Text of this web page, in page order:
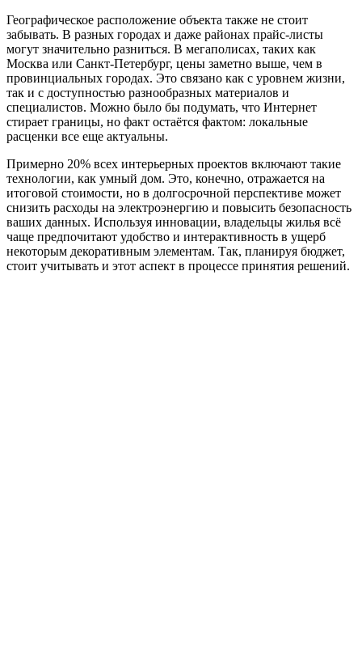
Географическое расположение объекта также не стоит
забывать. В разных городах и даже районах прайс-листы
могут значительно разниться. В мегаполисах, таких как
Москва или Санкт-Петербург, цены заметно выше, чем в
провинциальных городах. Это связано как с уровнем жизни,
так и с доступностью разнообразных материалов и
специалистов. Можно было бы подумать, что Интернет
стирает границы, но факт остаётся фактом: локальные
расценки все еще актуальны.
Примерно 20% всех интерьерных проектов включают такие
технологии, как умный дом. Это, конечно, отражается на
итоговой стоимости, но в долгосрочной перспективе может
снизить расходы на электроэнергию и повысить безопасность
ваших данных. Используя инновации, владельцы жилья всё
чаще предпочитают удобство и интерактивность в ущерб
некоторым декоративным элементам. Так, планируя бюджет,
стоит учитывать и этот аспект в процессе принятия решений.